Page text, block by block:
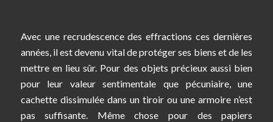
Avec une recrudescence des effractions ces dernières
années, il est devenu vital de protéger ses biens et de les
mettre en lieu sûr. Pour des objets précieux aussi bien
pour leur valeur sentimentale que pécuniaire, une
cachette dissimulée dans un tiroir ou une armoire n’est
pas suffisante. Même chose pour des papiers